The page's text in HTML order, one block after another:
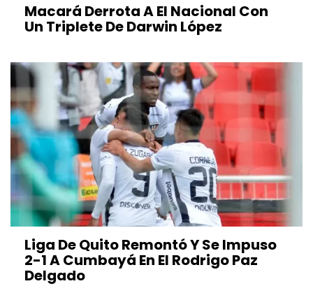
Macará Derrota A El Nacional Con
Un Triplete De Darwin López
Liga De Quito Remontó Y Se Impuso
2-1 A Cumbayá En El Rodrigo Paz
Delgado